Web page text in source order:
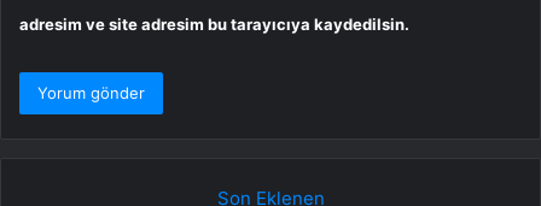
adresim ve site adresim bu tarayıcıya kaydedilsin.
Son Eklenen